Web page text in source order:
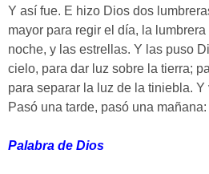
Y así fue. E hizo Dios dos
mayor para regir el día, la
noche, y las estrellas. Y las puso
cielo, para dar luz sobre la tierra;
para separar la luz de la tiniebla.
Pasó una tarde, pasó una
Palabra de Dios